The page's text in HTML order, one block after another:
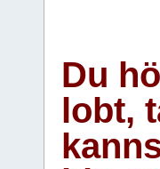
Du
lobt,